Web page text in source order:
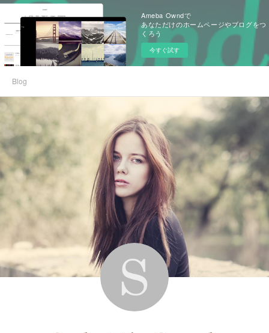
Ameba Owndで
あなただけのホームページやブログをつ
くろう
今すぐ試す
Blog